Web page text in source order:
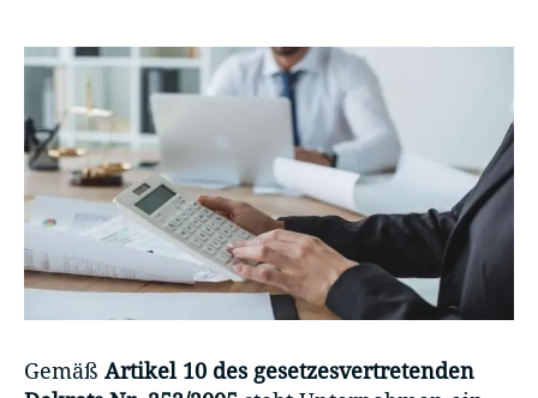
Gemäß Artikel 10 des gesetzesvertretenden